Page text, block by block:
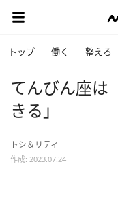
トップ 働く 整える
てんびん座は
きる」
トシ＆リティ
作成: 2023.07.24